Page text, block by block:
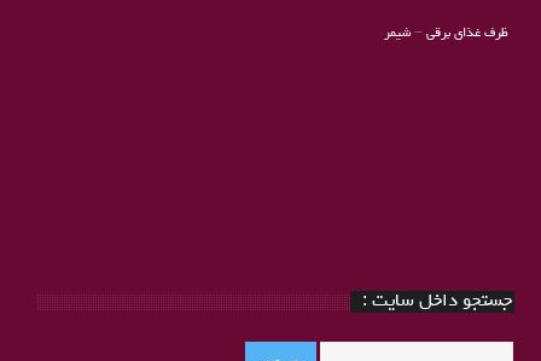
ظرف غذای برقی– شیمر
جستجو داخل سایت :